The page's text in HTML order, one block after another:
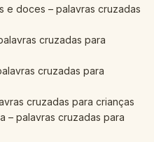
e doces – palavras cruzadas
cruzadas para
cruzadas para
cruzadas para crianças
– palavras cruzadas para